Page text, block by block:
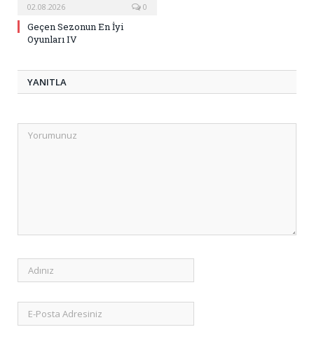
02.08.2026 0
Geçen Sezonun En İyi
Oyunları IV
YANITLA